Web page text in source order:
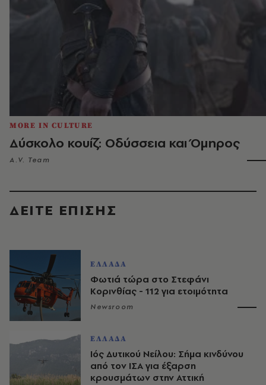
MORE IN CULTURE
Δύσκολο κουίζ: Οδύσσεια και Όμηρος
A.V. Team
ΔΕΙΤΕ ΕΠΙΣΗΣ
ΕΛΛΑΔΑ
Φωτιά τώρα στο Στεφάνι
Κορινθίας - 112 για ετοιμότητα
Newsroom
ΕΛΛΑΔΑ
Ιός Δυτικού Νείλου: Σήμα κινδύνου
από τον ΙΣΑ για έξαρση
κρουσμάτων στην Αττική